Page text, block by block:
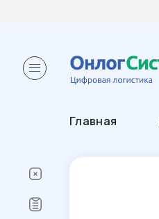
Главная